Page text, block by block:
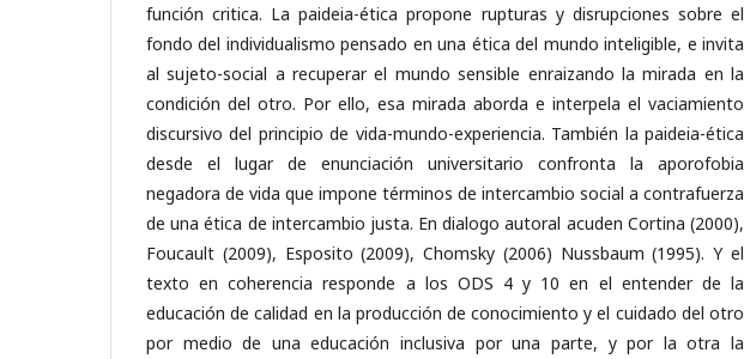
función critica. La paideia-ética propone rupturas y disrupciones sobre el
fondo del individualismo pensado en una ética del mundo inteligible, e invita
al sujeto-social a recuperar el mundo sensible enraizando la mirada en la
condición del otro. Por ello, esa mirada aborda e interpela el vaciamiento
discursivo del principio de vida-mundo-experiencia. También la paideia-ética
desde el lugar de enunciación universitario confronta la aporofobia
negadora de vida que impone términos de intercambio social a contrafuerza
de una ética de intercambio justa. En dialogo autoral acuden Cortina (2000),
Foucault (2009), Esposito (2009), Chomsky (2006) Nussbaum (1995). Y el
texto en coherencia responde a los ODS 4 y 10 en el entender de la
educación de calidad en la producción de conocimiento y el cuidado del otro
por medio de una educación inclusiva por una parte, y por la otra la